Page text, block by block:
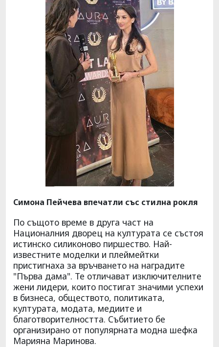
Симона Пейчева впечатли със стилна рокля
По същото време в друга част на
Националния дворец на културата се състоя
истинско силиконово пиршество. Най-
известните моделки и плеймейтки
пристигнаха за връчването на наградите
"Първа дама". Те отличават изключителните
жени лидери, които постигат значими успехи
в бизнеса, обществото, политиката,
културата, модата, медиите и
благотворителността. Събитието бе
организирано от популярната модна шефка
Марияна Маринова.